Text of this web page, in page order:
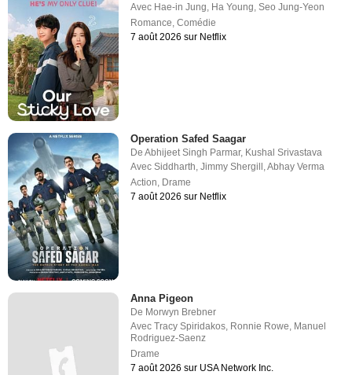
Avec Hae-in Jung Ha Young ,Seo Jung-Yeon
Romance ,Comédie
7 août 2026 sur Netflix
Operation Safed Saagar
DeAbhijeet Singh Parmar, Kushal Srivastava
AvecSiddharth,Jimmy Shergill ,Abhay Verma
Action, Drame
7 août 2026 sur Netflix
Anna Pigeon
De Morwyn Brebner
AvecTracy Spiridakos, Ronnie Rowe, Manuel
Rodriguez-Saenz
Drame
7 août 2026 sur USA Network Inc.